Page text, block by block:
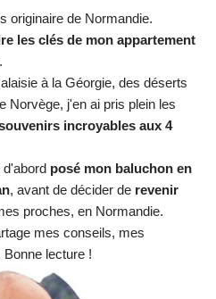
originaire de Normandie.
les clés de mon appartement
.
à la Géorgie, des déserts
Norvège, j'en ai pris plein les
incroyables aux 4
d'abord posé mon baluchon en
, avant de décider de revenir
proches, en Normandie.
mes conseils, mes
lecture !